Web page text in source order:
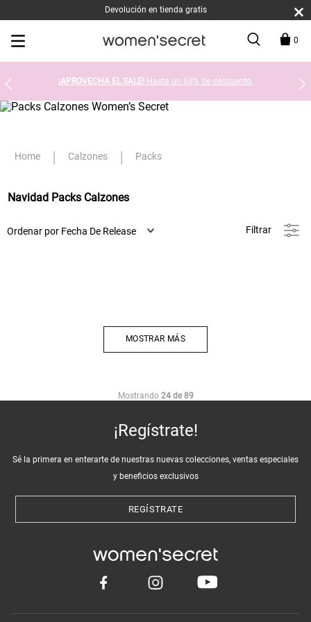
Devolución en tienda gratis
0
¡APROVECHA EL SALE! Hasta un 60% de descuento.
Calzones Packs
Navidad Packs Calzones
Ordenar por Fecha De Release Filtrar
MOSTRAR MÁS
Mostrando 24 de 89
¡Regístrate!
Sé la primera en enterarte de nuestras nuevas colecciones, ventas especiales
y beneficios exclusivos
REGÍSTRATE